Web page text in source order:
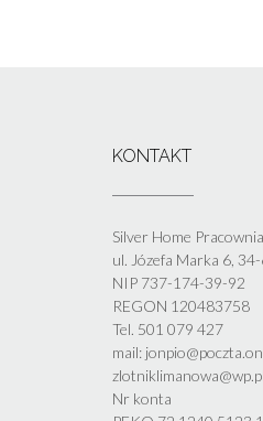
KONTAKT
Silver Home
ul. Józefa Marka 6,
NIP 737-174-39-92
REGON 120483758
Tel. 501 079 427
mail:
zlotniklimanowa@wp.pl
Nr konta